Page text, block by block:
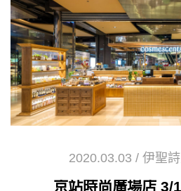
2020.03.03 / 伊聖
京站時尚廣場店 3/